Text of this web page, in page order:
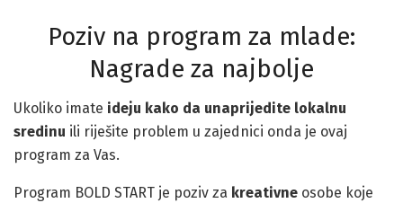
Poziv na program za mlade:
Nagrade za najbolje
Ukoliko imate ideju kako da unaprijedite lokalnu
sredinu ili riješite problem u zajednici onda je ovaj
program za Vas.
Program BOLD START je poziv za kreativne osobe koje